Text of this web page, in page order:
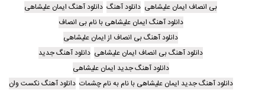
بی انصاف ایمان علیشاهی دانلود آهنگ دانلود آهنگ ایمان علیشاهی
دانلود آهنگ ایمان علیشاهی با نام بی انصاف
دانلود آهنگ بی انصاف از ایمان علیشاهی
دانلود آهنگ بی انصاف ایمان علیشاهی دانلود آهنگ جدید
دانلود آهنگ جدید ایمان علیشاهی
دانلود آهنگ جدید ایمان علیشاهی با نام به نام چشمات دانلود آهنگ نکست وان